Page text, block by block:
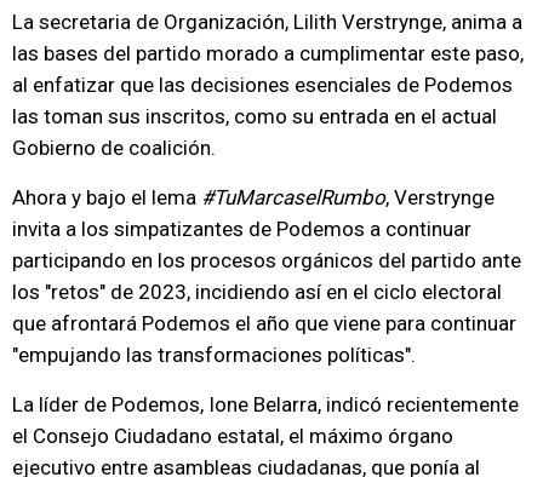
La secretaria de Organización, Lilith Verstrynge, anima a
las bases del partido morado a cumplimentar este paso,
al enfatizar que las decisiones esenciales de Podemos
las toman sus inscritos, como su entrada en el actual
Gobierno de coalición.
Ahora y bajo el lema #TuMarcaselRumbo, Verstrynge
invita a los simpatizantes de Podemos a continuar
participando en los procesos orgánicos del partido ante
los "retos" de 2023, incidiendo así en el ciclo electoral
que afrontará Podemos el año que viene para continuar
"empujando las transformaciones políticas".
La líder de Podemos, Ione Belarra, indicó recientemente
el Consejo Ciudadano estatal, el máximo órgano
ejecutivo entre asambleas ciudadanas, que ponía al